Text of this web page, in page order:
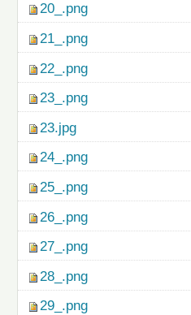
20_.png
21_.png
22_.png
23_.png
23.jpg
24_.png
25_.png
26_.png
27_.png
28_.png
29_.png